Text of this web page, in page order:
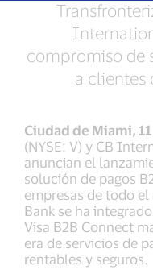
compromiso de
a clientes
Ciudad de Miami,
(NYSE: V) y CB
anuncian el
solución de pagos
empresas de todo
Bank se ha
Visa B2B Connect
era de servicios de
rentables y seguros.